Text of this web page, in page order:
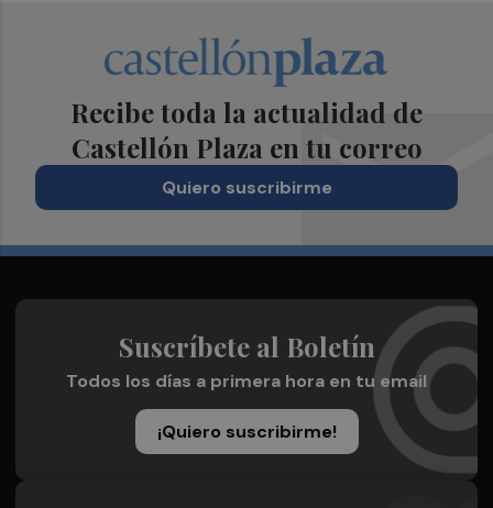
Recibe toda la actualidad de
Castellón Plaza en tu correo
Quiero suscribirme
Suscríbete al Boletín
Todos los días a primera hora en tu email
¡Quiero suscribirme!